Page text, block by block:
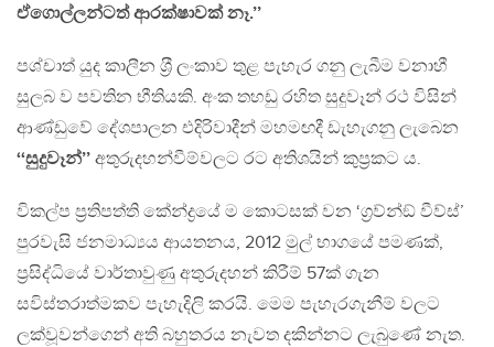
ඒගොල්ලන්ටත් ආරක්ෂාවක් නෑ.’’
පශ්චාත් යුද කාලීන ශ‍්‍රී ලංකාව තුළ පැහැර ගනු ලැබීම වනාහී
සුලබ ව පවතින භීතියකි. අංක තහඩු රහිත සුදුවෑන් රථ විසින්
ආණ්ඩුවේ දේශපාලන එදිරිවාදීන් මහමඟදී ඩැහැගනු ලැබෙන
‘‘සුදුවෑන්’’ අතුරුදහන්වීම්වලට රට අතිශයින් කුප‍්‍රකට ය.
විකල්ප ප‍්‍රතිපත්ති කේන්ද්‍රයේ ම කොටසක් වන ‘ග‍්‍රව්න්ඞ් වීව්ස්’
පුරවැසි ජනමාධ්‍යය ආයතනය, 2012 මුල් භාගයේ පමණක්,
ප‍්‍රසිද්ධියේ වාර්තාවුණු අතුරුදහන් කිරීම් 57ක් ගැන
සවිස්තරාත්මකව පැහැදිලි කරයි. මෙම පැහැරගැනීම් වලට
ලක්වූවන්ගෙන් අති බහුතරය නැවත දකින්නට ලැබුණේ නැත.